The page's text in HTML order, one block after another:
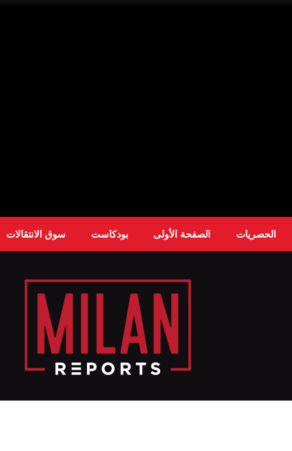
الحصريات الصفحة الأولى بودكاست سوق الانتقالات